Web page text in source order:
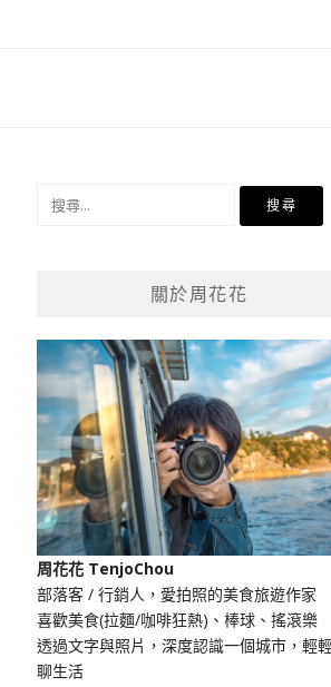
關於周花花
周花花 TenjoChou
部落客 / 行銷人，愛拍照的美食旅遊作家
喜歡美食(拉麵/咖啡狂熱)、棒球、搖滾樂
透過文字與照片，深度認識一個城市，輕
聊生活